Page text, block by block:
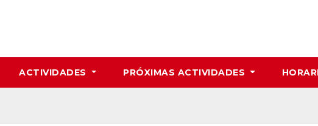
ACTIVIDADES PRÓXIMAS ACTIVIDADES